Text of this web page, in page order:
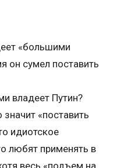
«большими
он сумел поставить
владеет Путин?
«поставить
идиотское
любят применять в
весь «подъем на